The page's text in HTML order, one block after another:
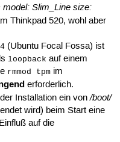
Slim_Line size:
Thinkpad 520, wohl aber
(Ubuntu Focal Fossa) ist
loopback auf einem
rmmod tpm im
erforderlich.
Installation ein von/boot/
wird) beim Start eine
auf die